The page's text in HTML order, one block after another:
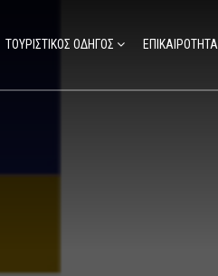
ΤΟΥΡΙΣΤΙΚΟΣ ΟΔΗΓΟΣ ΕΠΙΚΑΙΡΟΤΗΤΑ